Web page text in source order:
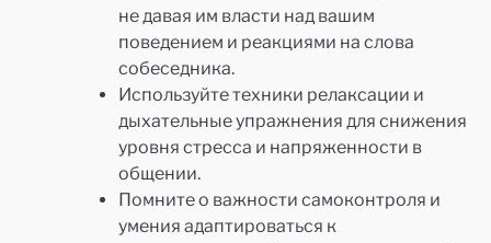
не давая им власти над вашим
поведением и реакциями на слова
собеседника.
Используйте техники релаксации и
дыхательные упражнения для снижения
уровня стресса и напряженности в
общении.
Помните о важности самоконтроля и
умения адаптироваться к